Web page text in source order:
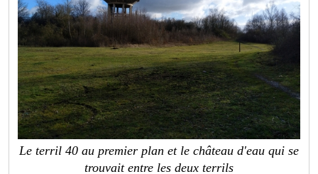
Le terril 40 au premier plan et le château d'eau qui se
trouvait entre les deux terrils